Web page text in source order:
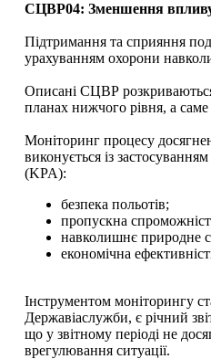
СЦВР04: Зменшення
Підтримання та сприяння
урахуванням охорони
Описані СЦВР розкриваються
планах нижчого рівня, а саме
Моніторинг процесу
виконується із
(KPA):
безпека польотів;
пропускна
навколишнє природне
економічна
Інструментом моніторингу
Державіаслужби, є річний
що у звітному періоді не
врегулювання ситуації.